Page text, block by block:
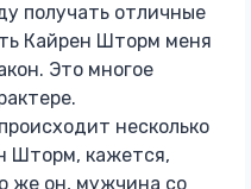
получать отличные
Кайрен Шторм меня
Это многое
несколько
Шторм, кажется,
же он, мужчина со